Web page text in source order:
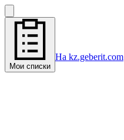
Мои списки
На kz.geberit.com